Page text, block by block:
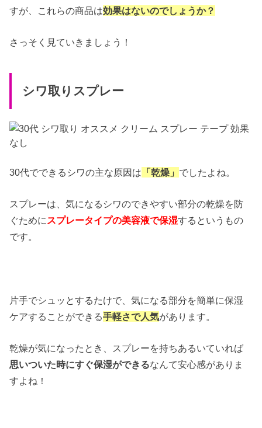
すが、これらの商品は効果はないのでしょうか？
さっそく見ていきましょう！
シワ取りスプレー
30代でできるシワの主な原因は 「乾燥」 でしたよね。
スプレーは、気になるシワのできやすい部分の乾燥を防
ぐために スプレータイプの美容液で保湿するというもの
です。
片手でシュッとするたけで、気になる部分を簡単に保湿
ケアすることができる手軽さで人気があります。
乾燥が気になったとき、スプレーを持ちあるいていれば
思いついた時にすぐ保湿ができるなんて安心感がありま
すよね！